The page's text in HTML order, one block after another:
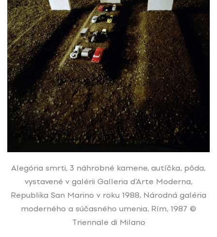
Alegória smrti, 3 náhrobné kamene, autíčka, pôda,
vystavené v galérii Galleria d’Arte Moderna,
Republika San Marino v roku 1988, Národná galéria
moderného a súčasného umenia, Rím, 1987 ©
Triennale di Milano